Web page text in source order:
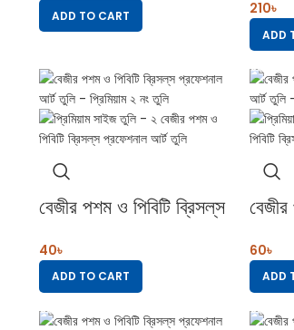
ADD TO CART 210৳
ADD
বেজীর পশম ও পিবিটি ব্রিসল্‌স
প্রিমিয়াম ২ নং তুলি
40৳
ADD TO CART
60৳
ADD